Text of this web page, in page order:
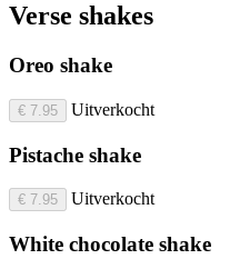
Verse shakes
Oreo shake
€ 7.95 Uitverkocht
Pistache shake
€ 7.95 Uitverkocht
White chocolate shake